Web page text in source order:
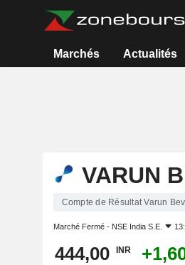
Marchés Actualités
VARUN
Compte de Résultat Varun
Marché Fermé - NSE India S.E.
444,00 INR